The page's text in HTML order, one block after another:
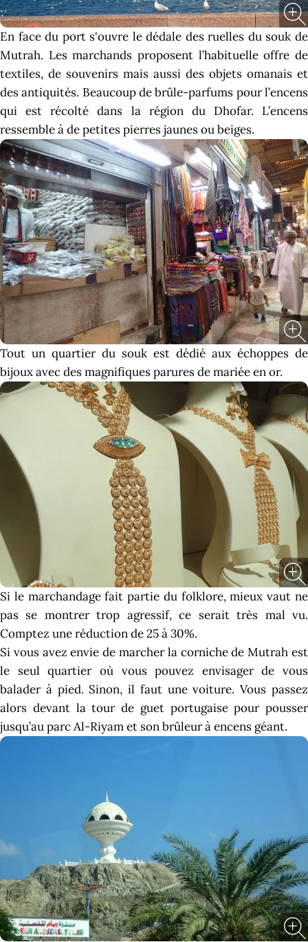
En face du port s'ouvre le dédale des ruelles du souk de
Mutrah. Les marchands proposent l’habituelle offre de
textiles, de souvenirs mais aussi des objets omanais et
des antiquités. Beaucoup de brûle-parfums pour l’encens
qui est récolté dans la région du Dhofar. L’encens
ressemble à de petites pierres jaunes ou beiges.
Tout un quartier du souk est dédié aux échoppes de
bijoux avec des magnifiques parures de mariée en or.
Si le marchandage fait partie du folklore, mieux vaut ne
pas se montrer trop agressif, ce serait très mal vu.
Comptez une réduction de 25 à 30%.
Si vous avez envie de marcher la corniche de Mutrah est
le seul quartier où vous pouvez envisager de vous
balader à pied. Sinon, il faut une voiture. Vous passez
alors devant la tour de guet portugaise pour pousser
jusqu’au parc Al-Riyam et son brûleur à encens géant.